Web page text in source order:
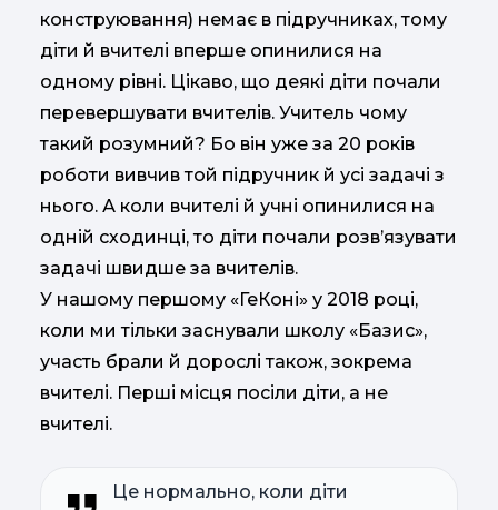
конструювання) немає в підручниках, тому
діти й вчителі вперше опинилися на
одному рівні. Цікаво, що деякі діти почали
перевершувати вчителів. Учитель чому
такий розумний? Бо він уже за 20 років
роботи вивчив той підручник й усі задачі з
нього. А коли вчителі й учні опинилися на
одній сходинці, то діти почали розв’язувати
задачі швидше за вчителів.
У нашому першому «ГеКоні» у 2018 році,
коли ми тільки заснували школу «Базис»,
участь брали й дорослі також, зокрема
вчителі. Перші місця посіли діти, а не
вчителі.
Це нормально, коли діти